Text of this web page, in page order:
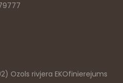
Ozols rivjera EKOfinierejums